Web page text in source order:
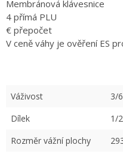
Membránová klávesnice
4 přímá PLU
€ přepočet
V ceně váhy je ověření ES
Váživost
3/
Dílek
1/
Rozměr vážní plochy